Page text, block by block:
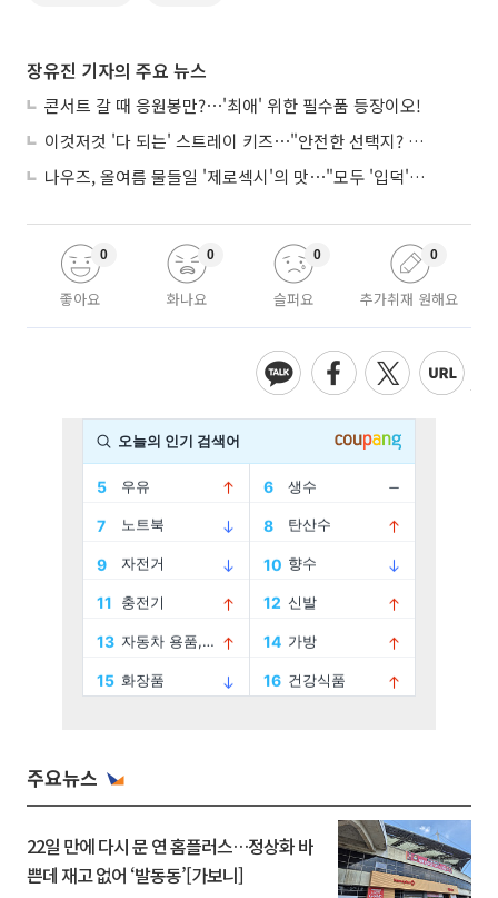
장유진 기자의 주요 뉴스
콘서트 갈 때 응원봉만?⋯'최애' 위한 필수품 등장이오!
이것저것 '다 되는' 스트레이 키즈⋯"안전한 선택지? 도전이 재밌죠"
나우즈, 올여름 물들일 '제로섹시'의 맛⋯"모두 '입덕'시킬 것"
좋아요
0
화나요
0
슬퍼요
0
추가취재 원해요
0
주요뉴스
22일 만에 다시 문 연 홈플러스…정상화 바
쁜데 재고 없어 ‘발동동’[가보니]